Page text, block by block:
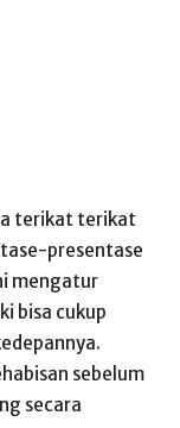
terikat terikat
presentase
mengatur
bisa cukup
sebelum
secara